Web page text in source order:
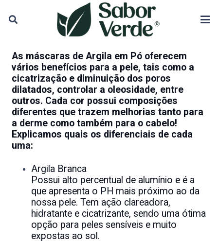
As máscaras de Argila em Pó oferecem
vários benefícios para a pele, tais como a
cicatrização e diminuição dos poros
dilatados, controlar a oleosidade, entre
outros. Cada cor possui composições
diferentes que trazem melhorias tanto para
a derme como também para o cabelo!
Explicamos quais os diferenciais de cada
uma:
Argila Branca
Possui alto percentual de alumínio e é a
que apresenta o PH mais próximo ao da
nossa pele. Tem ação clareadora,
hidratante e cicatrizante, sendo uma ótima
opção para peles sensíveis e muito
expostas ao sol.